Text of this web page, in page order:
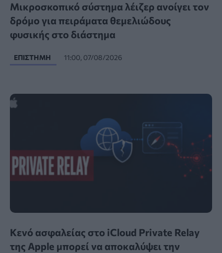
Μικροσκοπικό σύστημα λέιζερ ανοίγει τον
δρόμο για πειράματα θεμελιώδους
φυσικής στο διάστημα
ΕΠΙΣΤΉΜΗ 11:00, 07/08/2026
Κενό ασφαλείας στο iCloud Private Relay
της Apple μπορεί να αποκαλύψει την